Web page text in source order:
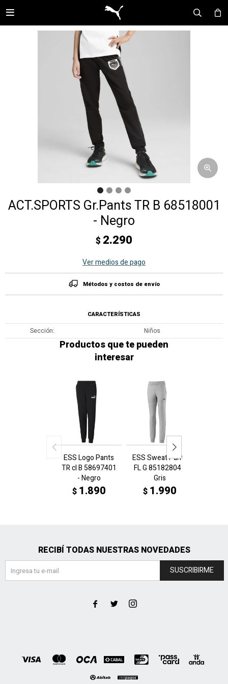

ACT.SPORTS Gr.Pants TR B 68518001
- Negro
$ 2.290
Ver medios de pago
Métodos y costos de envío
CARACTERÍSTICAS
Sección Niños
Productos que te pueden
interesar
ESS Logo Pants
TR cl B 58697401
- Negro
$ 1.890
ESS Sweat Pants
FL G 85182804 -
Gris
$ 1.990
RECIBÍ TODAS NUESTRAS NOVEDADES
SUSCRIBIRME
  